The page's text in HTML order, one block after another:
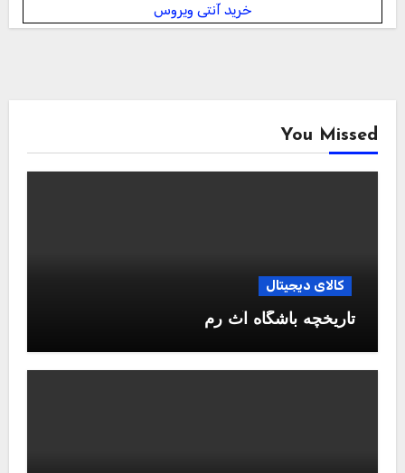
خرید آنتی ویروس
You Missed
کالای دیجیتال
تاریخچه باشگاه آث رم